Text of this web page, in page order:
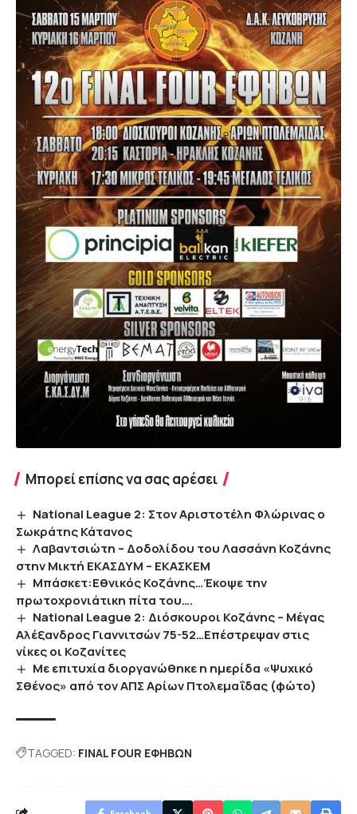
Μπορεί επίσης να σας αρέσει
National League 2: Στον Αριστοτέλη Φλώρινας ο
Σωκράτης Κάτανος
Λαβαντσιώτη – Δοδολίδου του Λασσάνη Κοζάνης
στην Μικτή ΕΚΑΣΔΥΜ – ΕΚΑΣΚΕΜ
Μπάσκετ:Εθνικός Κοζάνης…Έκοψε την
πρωτοχρονιάτικη πίτα του….
National League 2: Διόσκουροι Κοζάνης – Μέγας
Αλέξανδρος Γιαννιτσών 75-52…Επέστρεψαν στις
νίκες οι Κοζανίτες
Με επιτυχία διοργανώθηκε η ημερίδα «Ψυχικό
Σθένος» από τον ΑΠΣ Αρίων Πτολεμαΐδας (φώτο)
TAGGED: FINAL FOUR ΕΦΗΒΩΝ